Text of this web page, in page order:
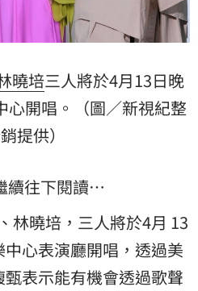
曉培三人將於4月13日晚
心開唱。（圖／新視紀整
提供）
續往下閱讀…
林曉培，三人將於4月 13
心表演廳開唱，透過美
甄表示能有機會透過歌聲